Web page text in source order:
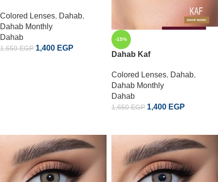
Colored Lenses, Dahab,
Dahab Monthly
Dahab
1,650EGP 1,400 EGP
-15%
Dahab Kaf
Colored Lenses, Dahab,
Dahab Monthly
Dahab
1,650EGP 1,400 EGP